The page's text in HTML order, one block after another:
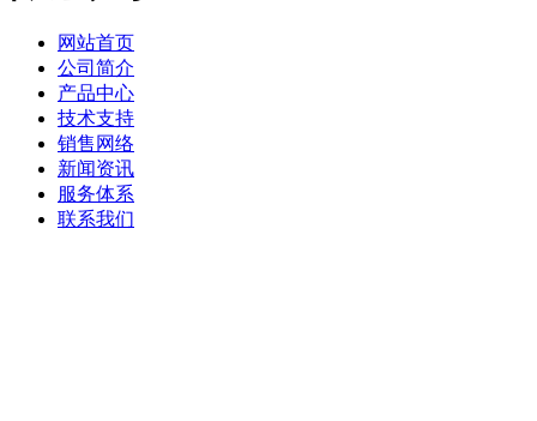
网站首页
公司简介
产品中心
技术支持
销售网络
新闻资讯
服务体系
联系我们